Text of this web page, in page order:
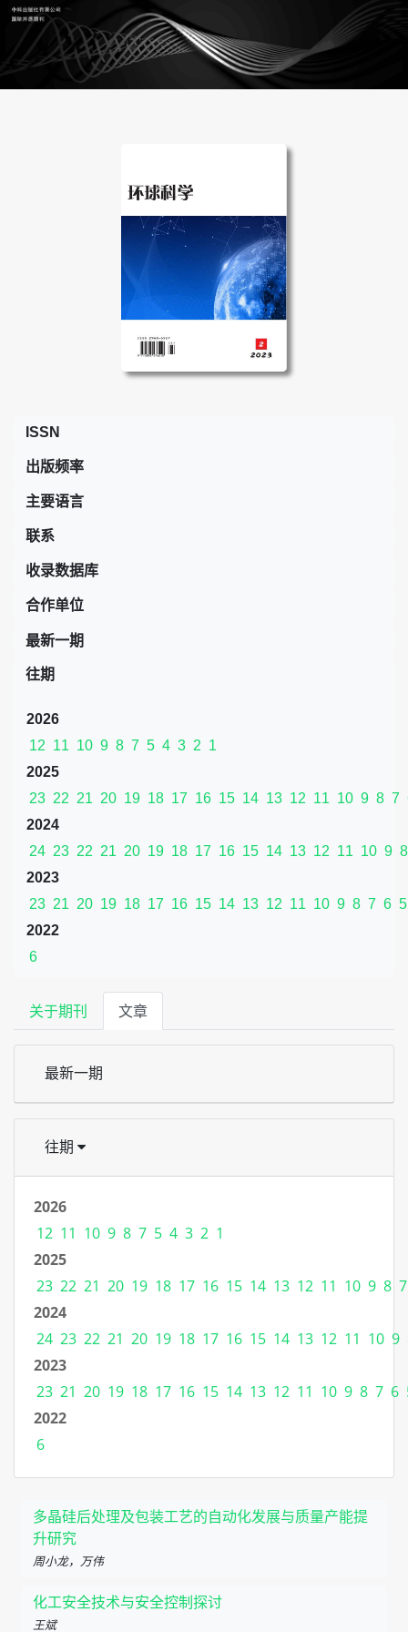
ISSN
出版频率
主要语言
联系
收录数据库
合作单位
最新一期
往期
2026
12 11 10 9 8 7 5 4 3 2 1
2025
23 22 21 20 19 18 17 16 15 14 13 12 11 10 9 8 7
2024
24 23 22 21 20 19 18 17 16 15 14 13 12 11 10 9 8
2023
23 21 20 19 18 17 16 15 14 13 12 11 10 9 8 7 6 5
2022
6
关于期刊 文章
最新一期
往期
2026
12 11 10 9 8 7 5 4 3 2 1
2025
23 22 21 20 19 18 17 16 15 14 13 12 11 10 9 8 7
2024
24 23 22 21 20 19 18 17 16 15 14 13 12 11 10 9
2023
23 21 20 19 18 17 16 15 14 13 12 11 10 9 8 7 6
2022
6
多晶硅后处理及包装工艺的自动化发展与质量产能提
升研究
周小龙，万伟
化工安全技术与安全控制探讨
王斌